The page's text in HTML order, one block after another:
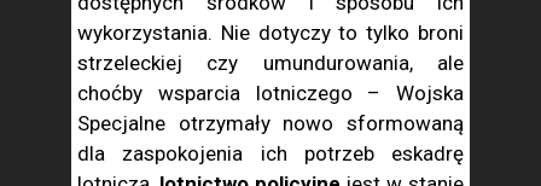
wykorzystania. Nie dotyczy to tylko broni
strzeleckiej czy umundurowania, ale
choćby wsparcia lotniczego – Wojska
Specjalne otrzymały nowo sformowaną
dla zaspokojenia ich potrzeb eskadrę